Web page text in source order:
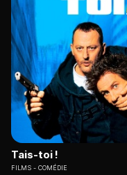
Tais-toi !
FILMS COMÉDIE